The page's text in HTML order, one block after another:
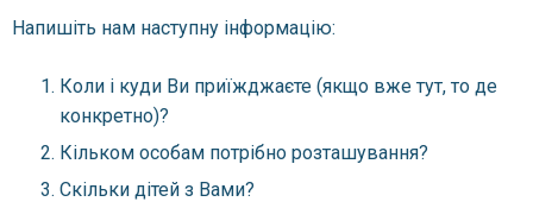
Напишіть нам наступну інформацію:
Коли і куди Ви приїжджаєте (якщо вже тут, то де
конкретно)?
Кільком особам потрібно розташування?
Скільки дітей з Вами?